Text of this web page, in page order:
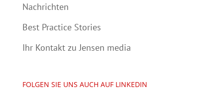
Nachrichten
Best Practice Stories
Ihr Kontakt zu Jensen media
FOLGEN SIE UNS AUCH AUF LINKEDIN